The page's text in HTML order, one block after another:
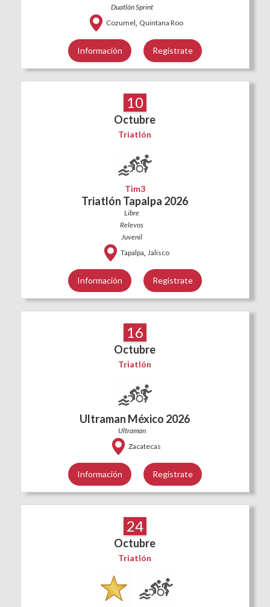
Duatlón Sprint
Cozumel, Quintana Roo
Información Regístrate
10
Octubre
Triatlón
Tim3
Triatlón Tapalpa 2026
Libre
Relevos
Juvenil
Tapalpa, Jalisco
Información Regístrate
16
Octubre
Triatlón
Ultraman México 2026
Ultraman
Zacatecas
Información Regístrate
24
Octubre
Triatlón